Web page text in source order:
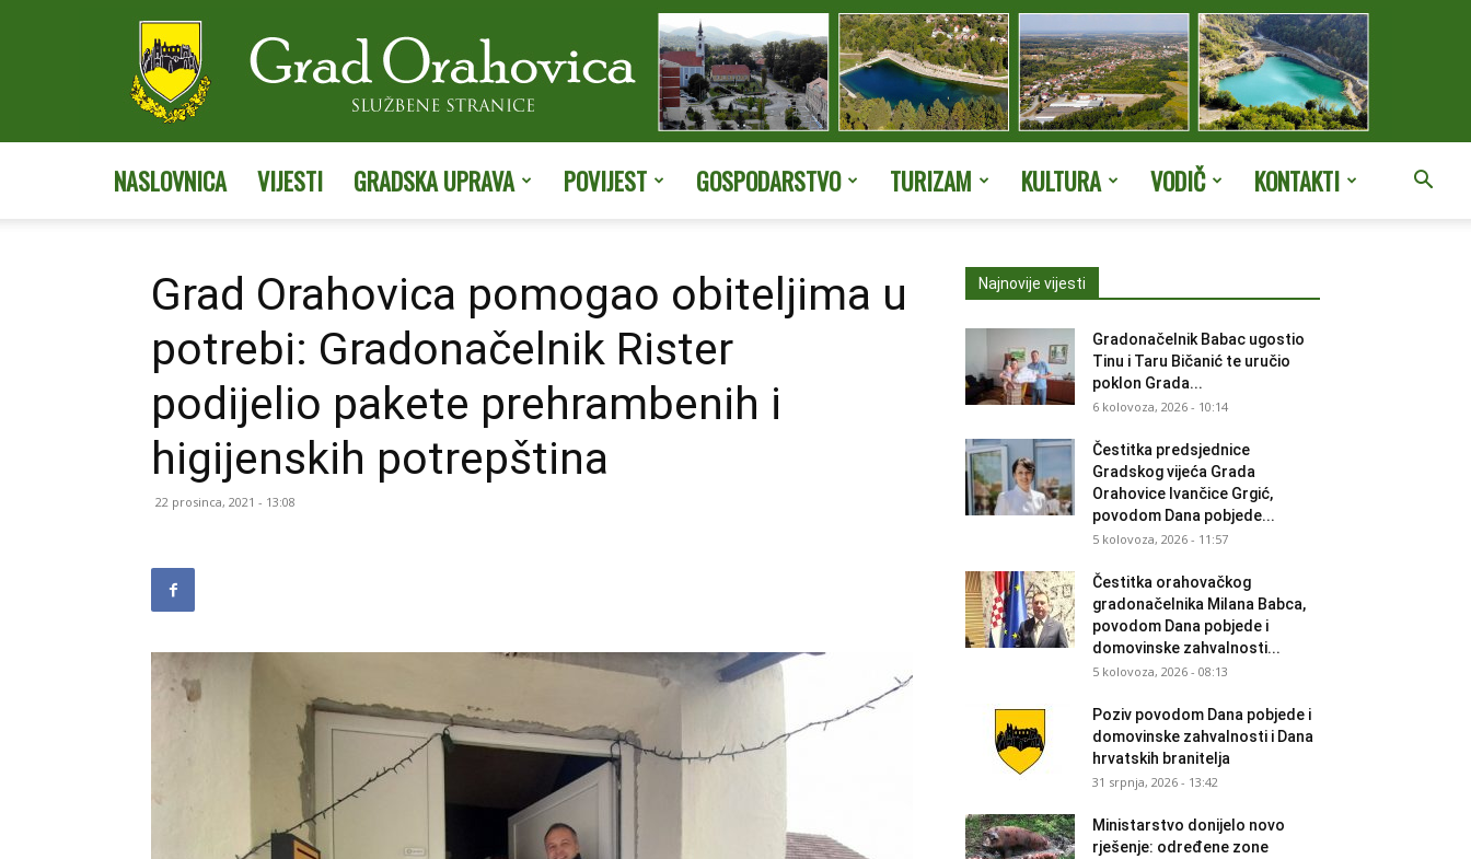
NASLOVNICA VIJESTI GRADSKA UPRAVA POVIJEST GOSPODARSTVO TURIZAM KULTURA VODIČ KONTAKTI
Grad Orahovica pomogao obiteljima u
potrebi: Gradonačelnik Rister
podijelio pakete prehrambenih i
higijenskih potrepština
22 prosinca, 2021 - 13:08
Najnovije vijesti
Gradonačelnik Babac ugostio
Tinu i Taru Bičanić te uručio
poklon Grada...
6 kolovoza, 2026 - 10:14
Čestitka predsjednice
Gradskog vijeća Grada
Orahovice Ivančice Grgić,
povodom Dana pobjede...
5 kolovoza, 2026 - 11:57
Čestitka orahovačkog
gradonačelnika Milana Babca,
povodom Dana pobjede i
domovinske zahvalnosti...
5 kolovoza, 2026 - 08:13
Poziv povodom Dana pobjede i
domovinske zahvalnosti i Dana
hrvatskih branitelja
31 srpnja, 2026 - 13:42
Ministarstvo donijelo novo
rješenje: određene zone